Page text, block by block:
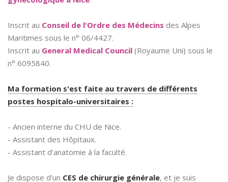
Inscrit au Conseil de l'Ordre des Médecins des Alpes
Maritimes sous le n° 06/4427.
Inscrit au General Medical Council (Royaume Uni) sous le
n° 6095840.
Ma formation s'est faite au travers de différents
postes hospitalo-universitaires :
- Ancien interne du CHU de Nice.
- Assistant des Hôpitaux.
- Assistant d'anatomie à la faculté.
Je dispose d'un CES de chirurgie générale, et je suis